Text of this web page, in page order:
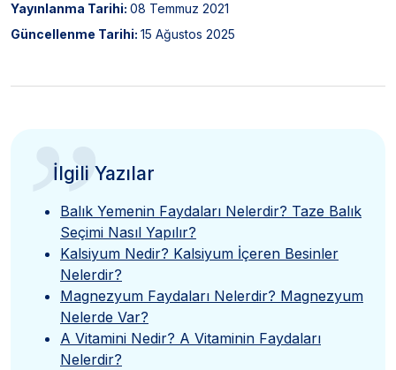
Yayınlanma Tarihi: 08 Temmuz 2021
Güncellenme Tarihi: 15 Ağustos 2025
”
İlgili Yazılar
Balık Yemenin Faydaları Nelerdir? Taze Balık
Seçimi Nasıl Yapılır?
Kalsiyum Nedir? Kalsiyum İçeren Besinler
Nelerdir?
Magnezyum Faydaları Nelerdir? Magnezyum
Nelerde Var?
A Vitamini Nedir? A Vitaminin Faydaları
Nelerdir?